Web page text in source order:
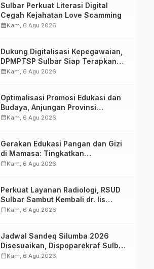
Sulbar Perkuat Literasi Digital
Cegah Kejahatan Love Scamming
calendar_monthKam, 6 Agu 2026
Dukung Digitalisasi Kepegawaian,
DPMPTSP Sulbar Siap Terapkan
Aplikasi FLEKSI ASN
calendar_monthKam, 6 Agu 2026
Optimalisasi Promosi Edukasi dan
Budaya, Anjungan Provinsi
Sulawesi Barat Perkuat Kolaborasi
calendar_monthKam, 6 Agu 2026
Gerakan Edukasi Pangan dan Gizi
di Mamasa: Tingkatkan
Pengetahuan dan Keterampilan
calendar_monthKam, 6 Agu 2026
Perkuat Layanan Radiologi, RSUD
Sulbar Sambut Kembali dr. Iis
Imelda, Sp.Rad
calendar_monthKam, 6 Agu 2026
Jadwal Sandeq Silumba 2026
Disesuaikan, Dispoparekraf Sulbar
Pastikan Persiapan Tetap
calendar_monthKam, 6 Agu 2026